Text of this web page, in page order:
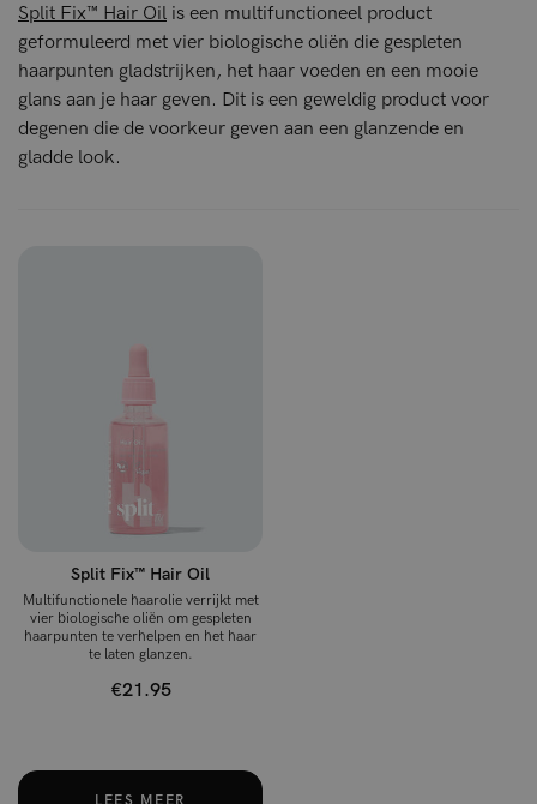
Split Fix™ Hair Oil is een multifunctioneel product
geformuleerd met vier biologische oliën die gespleten
haarpunten gladstrijken, het haar voeden en een mooie
glans aan je haar geven. Dit is een geweldig product voor
degenen die de voorkeur geven aan een glanzende en
gladde look.
Split Fix™ Hair Oil
Multifunctionele haarolie verrijkt met
vier biologische oliën om gespleten
haarpunten te verhelpen en het haar
te laten glanzen.
€21.95